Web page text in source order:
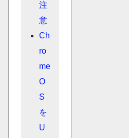
注
意
Ch
ro
me
O
S
を
U